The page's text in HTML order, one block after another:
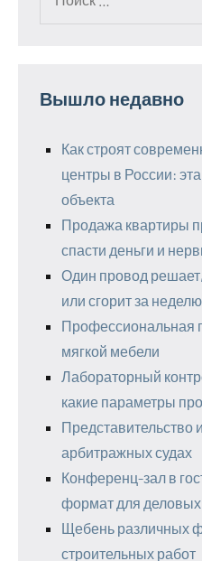
Вышло недавно
Как строят
центры в России:
объекта
Продажа квартиры
спасти деньги и
Один провод
или сгорит за неделю
Профессиональная
мягкой мебели
Лабораторный
какие параметры
Представительство
арбитражных судах
Конференц-зал в
формат для
Щебень различных
строительных работ